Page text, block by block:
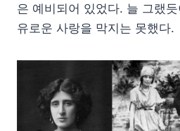
은 예비되어 있었다. 늘 그랬
유로운 사랑을 막지는 못했다.